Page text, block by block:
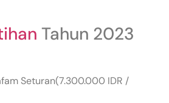
Tahun 2023
Seturan(7.300.000 IDR /